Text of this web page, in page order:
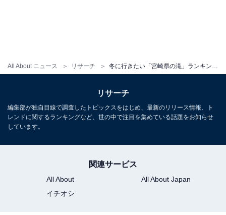
All About ニュース リサーチ 冬に行きたい「宮崎県の滝」ランキング！ 2位「関之尾滝」を抑えた1位は？【2026年調査】
リサーチ
編集部が独自目線で調査したトピックスをはじめ、最新のリリース情報、ト
レンドに関するランキングなど、世の中で注目を集めている話題をお知らせ
しています。
関連サービス
All About
All About Japan
イチオシ